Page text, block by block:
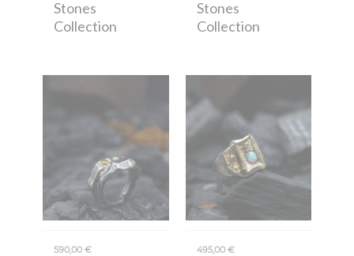
Stones
Collection
Stones
Collection
590,00 € 495,00 €